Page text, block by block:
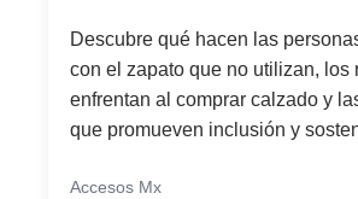
Descubre qué hacen las
con el zapato que no utilizan, los
enfrentan al comprar calzado y
que promueven inclusión y
Accesos Mx